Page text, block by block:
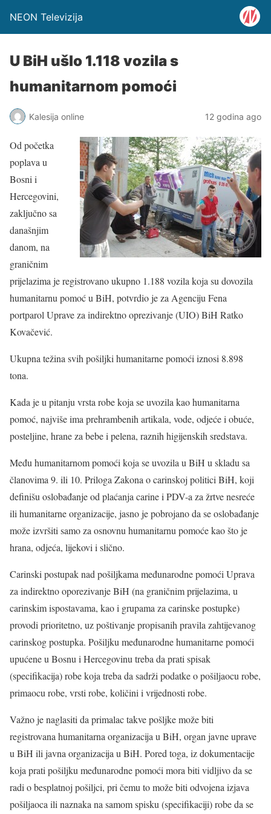
NEON Televizija
U BiH ušlo 1.118 vozila s
humanitarnom pomoći
Kalesija online 12 godina ago
Od početka
poplava u
Bosni i
Hercegovini,
zaključno sa
današnjim
danom, na
graničnim
prijelazima je registrovano ukupno 1.188 vozila koja su dovozila
humanitarnu pomoć u BiH, potvrdio je za Agenciju Fena
portparol Uprave za indirektno oprezivanje (UIO) BiH Ratko
Kovačević.
Ukupna težina svih pošiljki humanitarne pomoći iznosi 8.898
tona.
Kada je u pitanju vrsta robe koja se uvozila kao humanitarna
pomoć, najviše ima prehrambenih artikala, vode, odjeće i obuće,
posteljine, hrane za bebe i pelena, raznih higijenskih sredstava.
Među humanitarnom pomoći koja se uvozila u BiH u skladu sa
članovima 9. ili 10. Priloga Zakona o carinskoj politici BiH, koji
definišu oslobađanje od plaćanja carine i PDV-a za žrtve nesreće
ili humanitarne organizacije, jasno je pobrojano da se oslobađanje
može izvršiti samo za osnovnu humanitarnu pomoće kao što je
hrana, odjeća, lijekovi i slično.
Carinski postupak nad pošiljkama međunarodne pomoći Uprava
za indirektno oporezivanje BiH (na graničnim prijelazima, u
carinskim ispostavama, kao i grupama za carinske postupke)
provodi prioritetno, uz poštivanje propisanih pravila zahtijevanog
carinskog postupka. Pošiljku međunarodne humanitarne pomoći
upućene u Bosnu i Hercegovinu treba da prati spisak
(specifikacija) robe koja treba da sadrži podatke o pošiljaocu robe,
primaocu robe, vrsti robe, količini i vrijednosti robe.
Važno je naglasiti da primalac takve pošljke može biti
registrovana humanitarna organizacija u BiH, organ javne uprave
u BiH ili javna organizacija u BiH. Pored toga, iz dokumentacije
koja prati pošiljku međunarodne pomoći mora biti vidljivo da se
radi o besplatnoj pošiljci, pri čemu to može biti odvojena izjava
pošiljaoca ili naznaka na samom spisku (specifikaciji) robe da se